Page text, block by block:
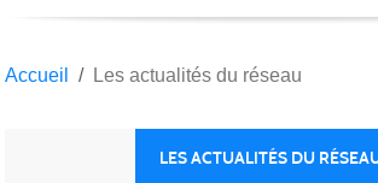
Accueil Les actualités du réseau
LES ACTUALITÉS DU